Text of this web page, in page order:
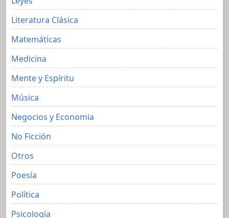
Literatura Clásica
Matemáticas
Medicina
Mente y Espíritu
Música
Negocios y Economia
No Ficción
Otros
Poesía
Política
Psicología